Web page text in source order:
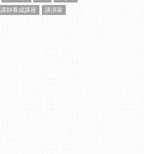
講師養成講座
講演家